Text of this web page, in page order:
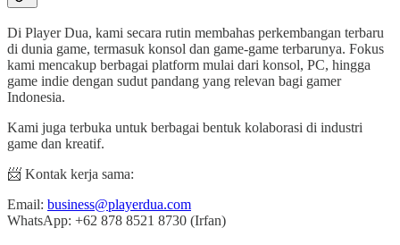
Di Player Dua, kami secara rutin membahas perkembangan terbaru
di dunia game, termasuk konsol dan game-game terbarunya. Fokus
kami mencakup berbagai platform mulai dari konsol, PC, hingga
game indie dengan sudut pandang yang relevan bagi gamer
Indonesia.
Kami juga terbuka untuk berbagai bentuk kolaborasi di industri
game dan kreatif.
📨 Kontak kerja sama:
Email: business@playerdua.com
WhatsApp: +62 878 8521 8730 (Irfan)